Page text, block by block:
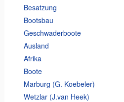
Besatzung
Bootsbau
Geschwaderboote
Ausland
Afrika
Boote
Marburg (G. Koebeler)
Wetzlar (J.van Heek)